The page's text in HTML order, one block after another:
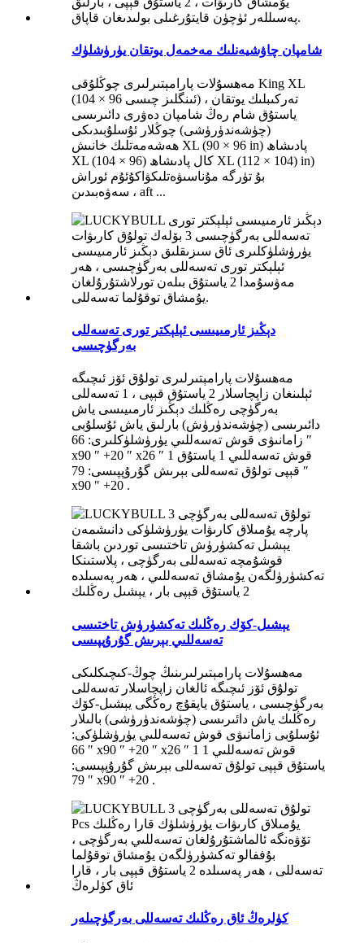
شامپان چاۋشيەنلىك مەخمەل يوتقان يۈرۈشلۈك
مەھسۇلات پارامېتىرلىرى چوڭلۇقى King XL
(104 × 96 ئىنگلىز چىسى) تەركىبلىك يوتقان ،
ياستۇق شام رەڭ شامپان دەۋرى دائىرىسى
(چۈشەندۈرۈشى) چوڭلار ئۇسلۇبىدىكى
ھەشەمەتلىك خانىش XL (90 × 96 in) پادىشاھ
XL (104 × 96) كال پادىشاھ XL (112 × 104) in)
بۇ تۈرگە مۇناسىۋەتلىكۋاكۇئۇم ئوراش
سەۋەبىدىن ، aft ...
دېڭىز ئارمىيىسى ئېلېكتر تورى تەسەللى
بەرگۈچىسى
مەھسۇلات پارامېتىرلىرى تولۇق ئۆز ئىچىگە
ئېلىنغان زاپچاسلار 2 ياستۇق قېپى ، 1 تەسەللى
بەرگۈچى رەڭلىك دېڭىز ئارمىيىسى ياش
دائىرىسى (چۈشەندۈرۈش) بارلىق ياش ئۇسلۇبى
زامانىۋى قوش تەسەللىي يۈرۈشلۈكلىرى: 66 ″
x90 ″ +20 ″ x26 ″ 1 قوش تەسەللىي 1 ياستۇق
قېپى تولۇق تەسەللى بېرىش گۇرۇپپىسى: 79 ″
x90 ″ +20 .
يېشىل-كۆك رەڭلىك تەكشۈرۈش تاختىسى
تەسەللىي بېرىش گۇرۇپپىسى
مەھسۇلات پارامېتىرلىرىنىڭ چوڭ-كىچىكلىكى
تولۇق ئۆز ئىچىگە ئالغان زاپچاسلار تەسەللى
بەرگۈچىسى ، ياستۇق ياپقۇچ رەڭگى يېشىل-كۆك
رەڭلىك ياش دائىرىسى (چۈشەندۈرۈشى) بالىلار
ئۇسلۇبى زامانىۋى قوش تەسەللىي يۈرۈشلۈكى:
66 ″ x90 ″ +20 ″ x26 ″ 1 قوش تەسەللىي 1
ياستۇق قېپى تولۇق تەسەللى بېرىش گۇرۇپپىسى:
79 ″ x90 ″ +20 .
كۈلرەڭ ئاق رەڭلىك تەسەللى بەرگۈچىلەر